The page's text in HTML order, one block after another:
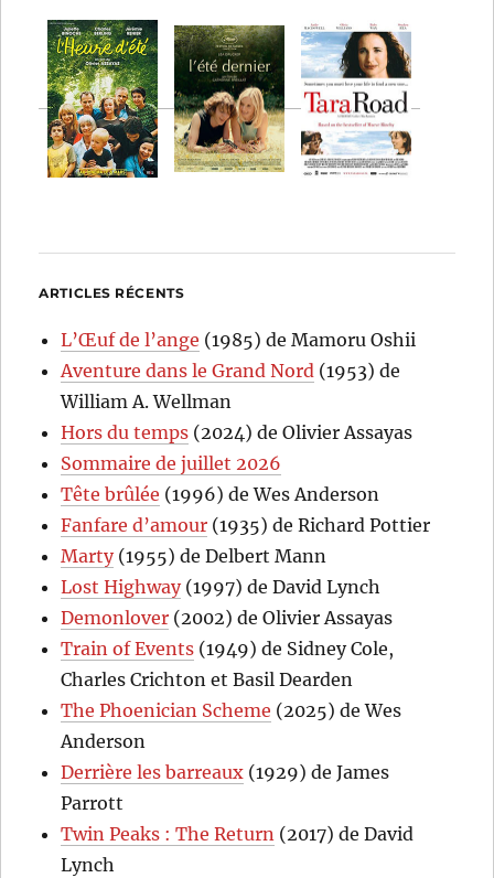
ARTICLES RÉCENTS
L’Œuf de l’ange (1985) de Mamoru Oshii
Aventure dans le Grand Nord (1953) de
William A. Wellman
Hors du temps (2024) de Olivier Assayas
Sommaire de juillet 2026
Tête brûlée (1996) de Wes Anderson
Fanfare d’amour (1935) de Richard Pottier
Marty(1955) de Delbert Mann
Lost Highway(1997) de David Lynch
Demonlover (2002) de Olivier Assayas
Train of Events (1949) de Sidney Cole,
Charles Crichton et Basil Dearden
The Phoenician Scheme (2025) de Wes
Anderson
Derrière les barreaux (1929) de James
Parrott
Twin Peaks : The Return (2017) de David
Lynch